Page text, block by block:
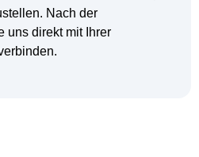
Nach der
uns direkt mit Ihrer